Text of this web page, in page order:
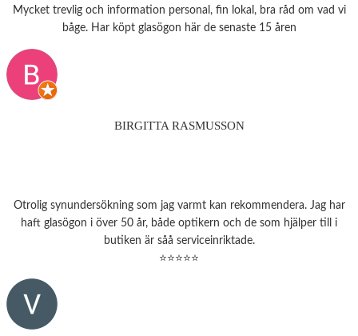
Mycket trevlig och information personal, fin lokal, bra råd om vad vi
båge. Har köpt glasögon här de senaste 15 åren
BIRGITTA RASMUSSON
Otrolig synundersökning som jag varmt kan rekommendera. Jag har
haft glasögon i över 50 år, både optikern och de som hjälper till i
butiken är såå serviceinriktade.
⭐⭐⭐⭐⭐